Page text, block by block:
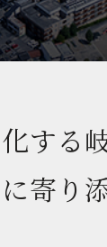
する
寄り